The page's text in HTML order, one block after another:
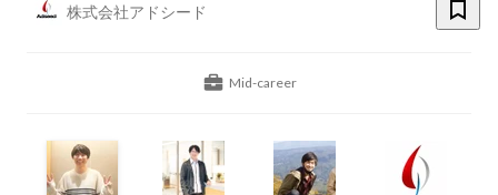
株式会社アドシード
Mid-career